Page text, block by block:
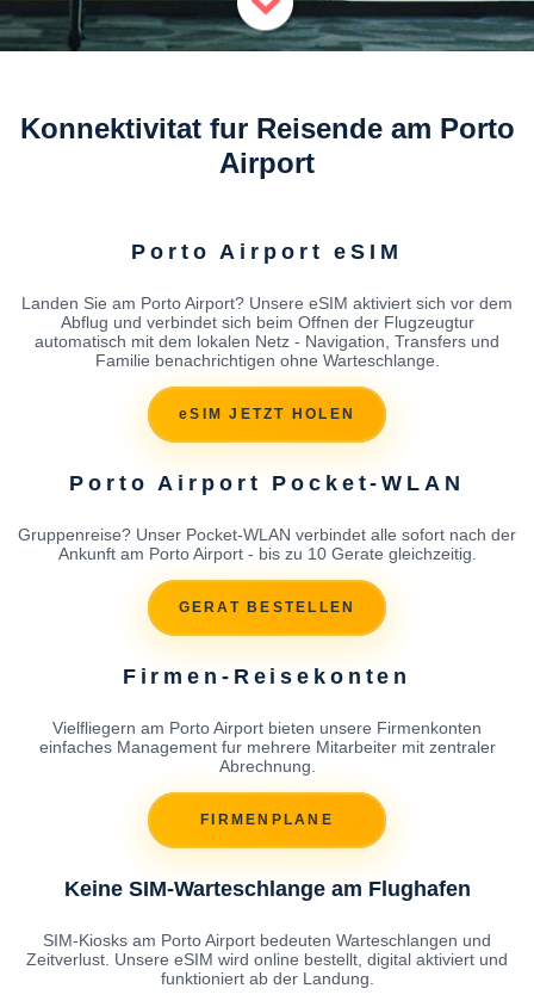
Konnektivitat fur Reisende am Porto
Airport
Porto Airport eSIM
Landen Sie am Porto Airport? Unsere eSIM aktiviert sich vor dem
Abflug und verbindet sich beim Offnen der Flugzeugtur
automatisch mit dem lokalen Netz - Navigation, Transfers und
Familie benachrichtigen ohne Warteschlange.
eSIM JETZT HOLEN
Porto Airport Pocket-WLAN
Gruppenreise? Unser Pocket-WLAN verbindet alle sofort nach der
Ankunft am Porto Airport - bis zu 10 Gerate gleichzeitig.
GERAT BESTELLEN
Firmen-Reisekonten
Vielfliegern am Porto Airport bieten unsere Firmenkonten
einfaches Management fur mehrere Mitarbeiter mit zentraler
Abrechnung.
FIRMENPLANE
Keine SIM-Warteschlange am Flughafen
SIM-Kiosks am Porto Airport bedeuten Warteschlangen und
Zeitverlust. Unsere eSIM wird online bestellt, digital aktiviert und
funktioniert ab der Landung.